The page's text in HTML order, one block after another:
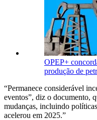
OPEP+
produção de
“Permanece considerável
eventos”, diz o documento,
mudanças, incluindo
acelerou em 2025.”